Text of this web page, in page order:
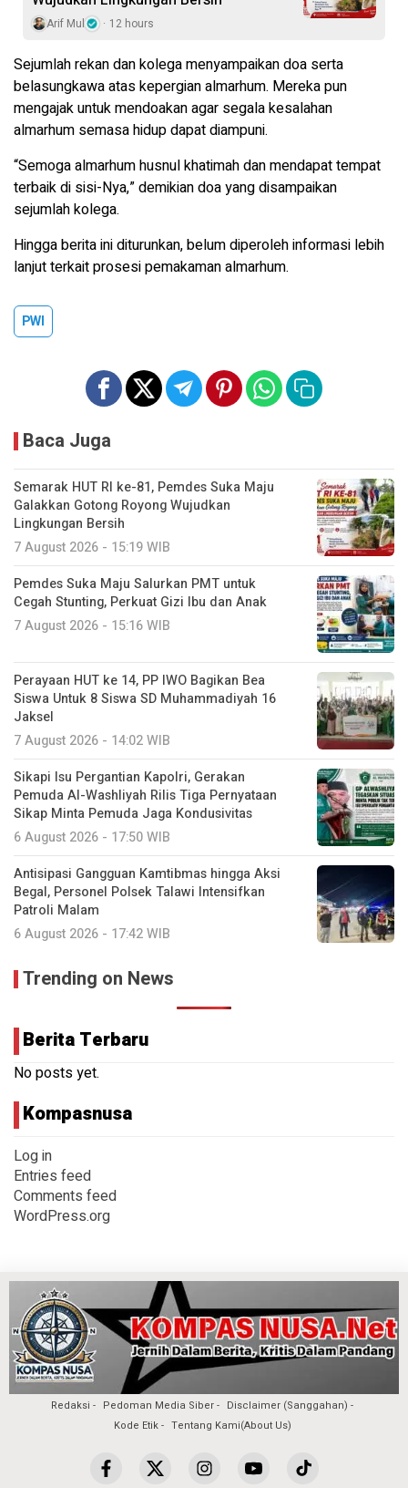
Arif Mul 12 hours
Sejumlah rekan dan kolega menyampaikan doa serta
belasungkawa atas kepergian almarhum. Mereka pun
mengajak untuk mendoakan agar segala kesalahan
almarhum semasa hidup dapat diampuni.
“Semoga almarhum husnul khatimah dan mendapat tempat
terbaik di sisi-Nya,” demikian doa yang disampaikan
sejumlah kolega.
Hingga berita ini diturunkan, belum diperoleh informasi lebih
lanjut terkait prosesi pemakaman almarhum.
PWI
Baca Juga
Semarak HUT RI ke-81, Pemdes Suka Maju
Galakkan Gotong Royong Wujudkan
Lingkungan Bersih
7 August 2026 - 15:19 WIB
Pemdes Suka Maju Salurkan PMT untuk
Cegah Stunting, Perkuat Gizi Ibu dan Anak
7 August 2026 - 15:16 WIB
Perayaan HUT ke 14, PP IWO Bagikan Bea
Siswa Untuk 8 Siswa SD Muhammadiyah 16
Jaksel
7 August 2026 - 14:02 WIB
Sikapi Isu Pergantian Kapolri, Gerakan
Pemuda Al-Washliyah Rilis Tiga Pernyataan
Sikap Minta Pemuda Jaga Kondusivitas
6 August 2026 - 17:50 WIB
Antisipasi Gangguan Kamtibmas hingga Aksi
Begal, Personel Polsek Talawi Intensifkan
Patroli Malam
6 August 2026 - 17:42 WIB
Trending on News
Berita Terbaru
No posts yet.
Kompasnusa
Log in
Entries feed
Comments feed
WordPress.org
Redaksi Pedoman Media Siber
Disclaimer (Sanggahan)
Kode Etik
Tentang Kami(About Us)